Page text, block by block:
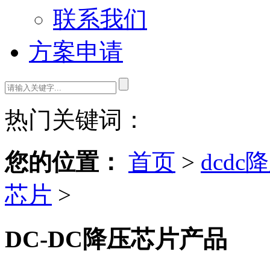
联系我们
方案申请
热门关键词：
您的位置： 首页 > dcdc
芯片 >
DC-DC降压芯片产品